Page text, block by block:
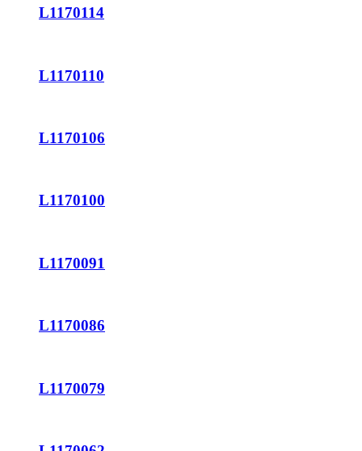
L1170114
L1170110
L1170106
L1170100
L1170091
L1170086
L1170079